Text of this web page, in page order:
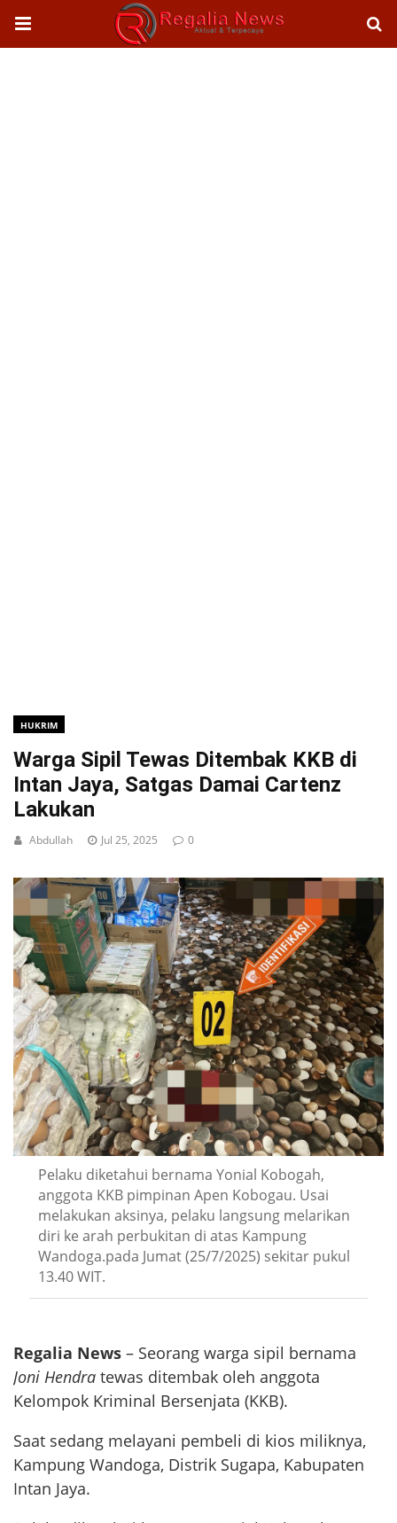
HUKRIM
Warga Sipil Tewas Ditembak KKB di
Intan Jaya, Satgas Damai Cartenz
Lakukan
Abdullah Jul 25, 2025 0
Pelaku diketahui bernama Yonial Kobogah,
anggota KKB pimpinan Apen Kobogau. Usai
melakukan aksinya, pelaku langsung melarikan
diri ke arah perbukitan di atas Kampung
Wandoga.pada Jumat (25/7/2025) sekitar pukul
13.40 WIT.
Regalia News – Seorang warga sipil bernama
Joni Hendra tewas ditembak oleh anggota
Kelompok Kriminal Bersenjata (KKB).
Saat sedang melayani pembeli di kios miliknya,
Kampung Wandoga, Distrik Sugapa, Kabupaten
Intan Jaya.